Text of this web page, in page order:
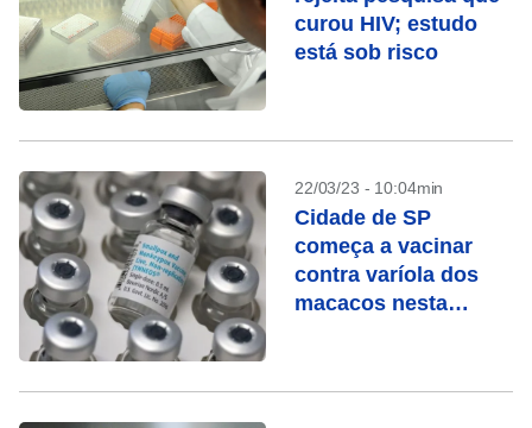
curou HIV; estudo
está sob risco
22/03/23 - 10:04min
Cidade de SP
começa a vacinar
contra varíola dos
macacos nesta